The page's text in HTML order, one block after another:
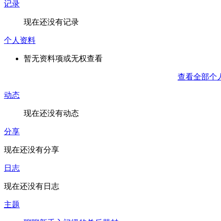
记录
现在还没有记录
个人资料
暂无资料项或无权查看
查看全部个
动态
现在还没有动态
分享
现在还没有分享
日志
现在还没有日志
主题